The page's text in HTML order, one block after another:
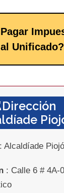
Unificado?
Alcaldíade Piojó
: Calle 6 # 4A-